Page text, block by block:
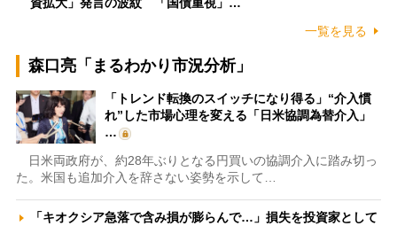
資拡大」発言の波紋 「国債重視」…
一覧を見る
森口亮「まるわかり市況分析」
「トレンド転換のスイッチになり得る」“介入慣
れ”した市場心理を変える「日米協調為替介入」
…
日米両政府が、約28年ぶりとなる円買いの協調介入に踏み切っ
た。米国も追加介入を辞さない姿勢を示して…
「キオクシア急落で含み損が膨らんで…」損失を投資家として